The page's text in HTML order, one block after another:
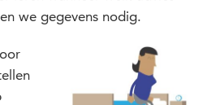
we gegevens nodig.